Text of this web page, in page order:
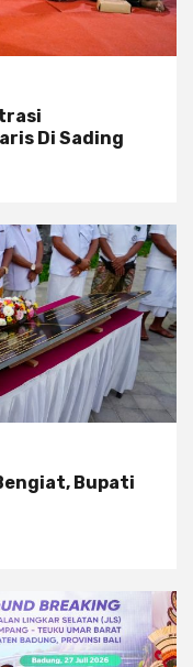
Di Sading
Bupati